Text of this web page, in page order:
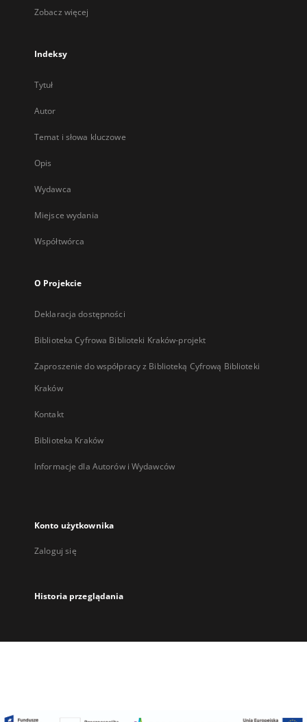
Zobacz więcej
Indeksy
Tytuł
Autor
Temat i słowa kluczowe
Opis
Wydawca
Miejsce wydania
Współtwórca
O Projekcie
Deklaracja dostępności
Biblioteka Cyfrowa Biblioteki Kraków-projekt
Zaproszenie do współpracy z Biblioteką Cyfrową Biblioteki
Kraków
Kontakt
Biblioteka Kraków
Informacje dla Autorów i Wydawców
Konto użytkownika
Zaloguj się
Historia przeglądania